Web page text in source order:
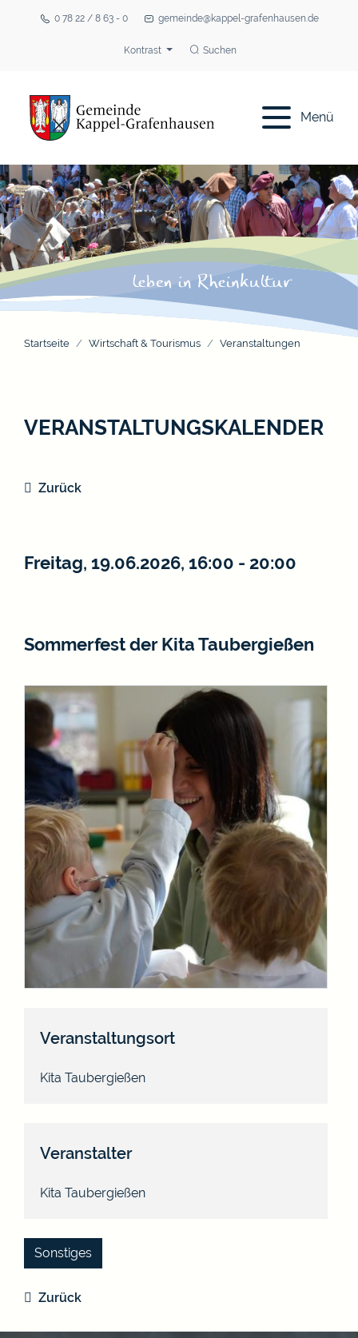
0 78 22 / 8 63 - 0 gemeinde@kappel-grafenhausen.de
Kontrast Suchen
Menü
Startseite Wirtschaft & Tourismus Veranstaltungen
VERANSTALTUNGSKALENDER
Zurück
Freitag, 19.06.2026, 16:00 - 20:00
Sommerfest der Kita Taubergießen
Veranstaltungsort
Kita Taubergießen
Veranstalter
Kita Taubergießen
Sonstiges
Zurück